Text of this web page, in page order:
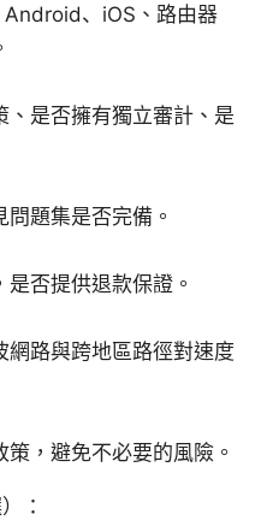
、iOS、路由器
、是否擁有獨立審計、是
題集是否完備。
否提供退款保證。
網路與跨地區路徑對速度
，避免不必要的風險。
：